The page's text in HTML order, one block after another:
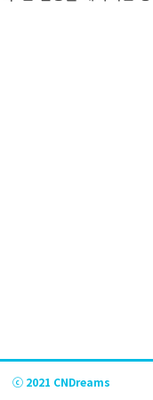
ⓒ 2021 CNDreams